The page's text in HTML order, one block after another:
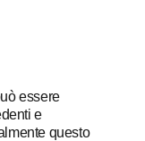
essere
e
questo